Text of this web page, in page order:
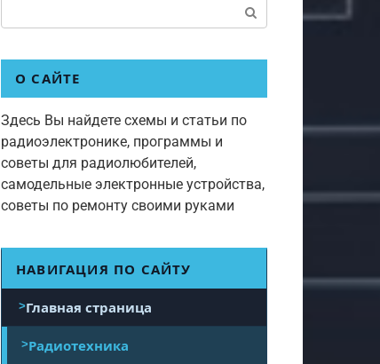
О САЙТЕ
Здесь Вы найдете схемы и статьи по
радиоэлектронике, программы и
советы для радиолюбителей,
самодельные электронные устройства,
советы по ремонту своими руками
НАВИГАЦИЯ ПО САЙТУ
Главная страница
Радиотехника